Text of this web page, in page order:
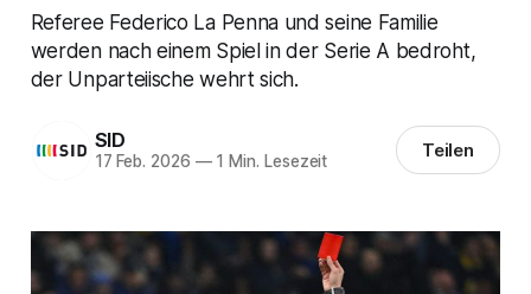
Referee Federico La Penna und seine Familie
werden nach einem Spiel in der Serie A bedroht,
der Unparteiische wehrt sich.
SID
17 Feb. 2026 —1 Min. Lesezeit Teilen